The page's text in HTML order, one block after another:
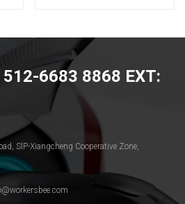
6683 8868 EXT:
SlP-Xiangcheng Cooperative Zone,